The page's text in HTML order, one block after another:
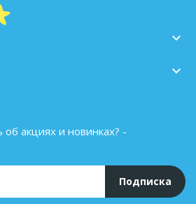


акциях и новинках? -
Подписка